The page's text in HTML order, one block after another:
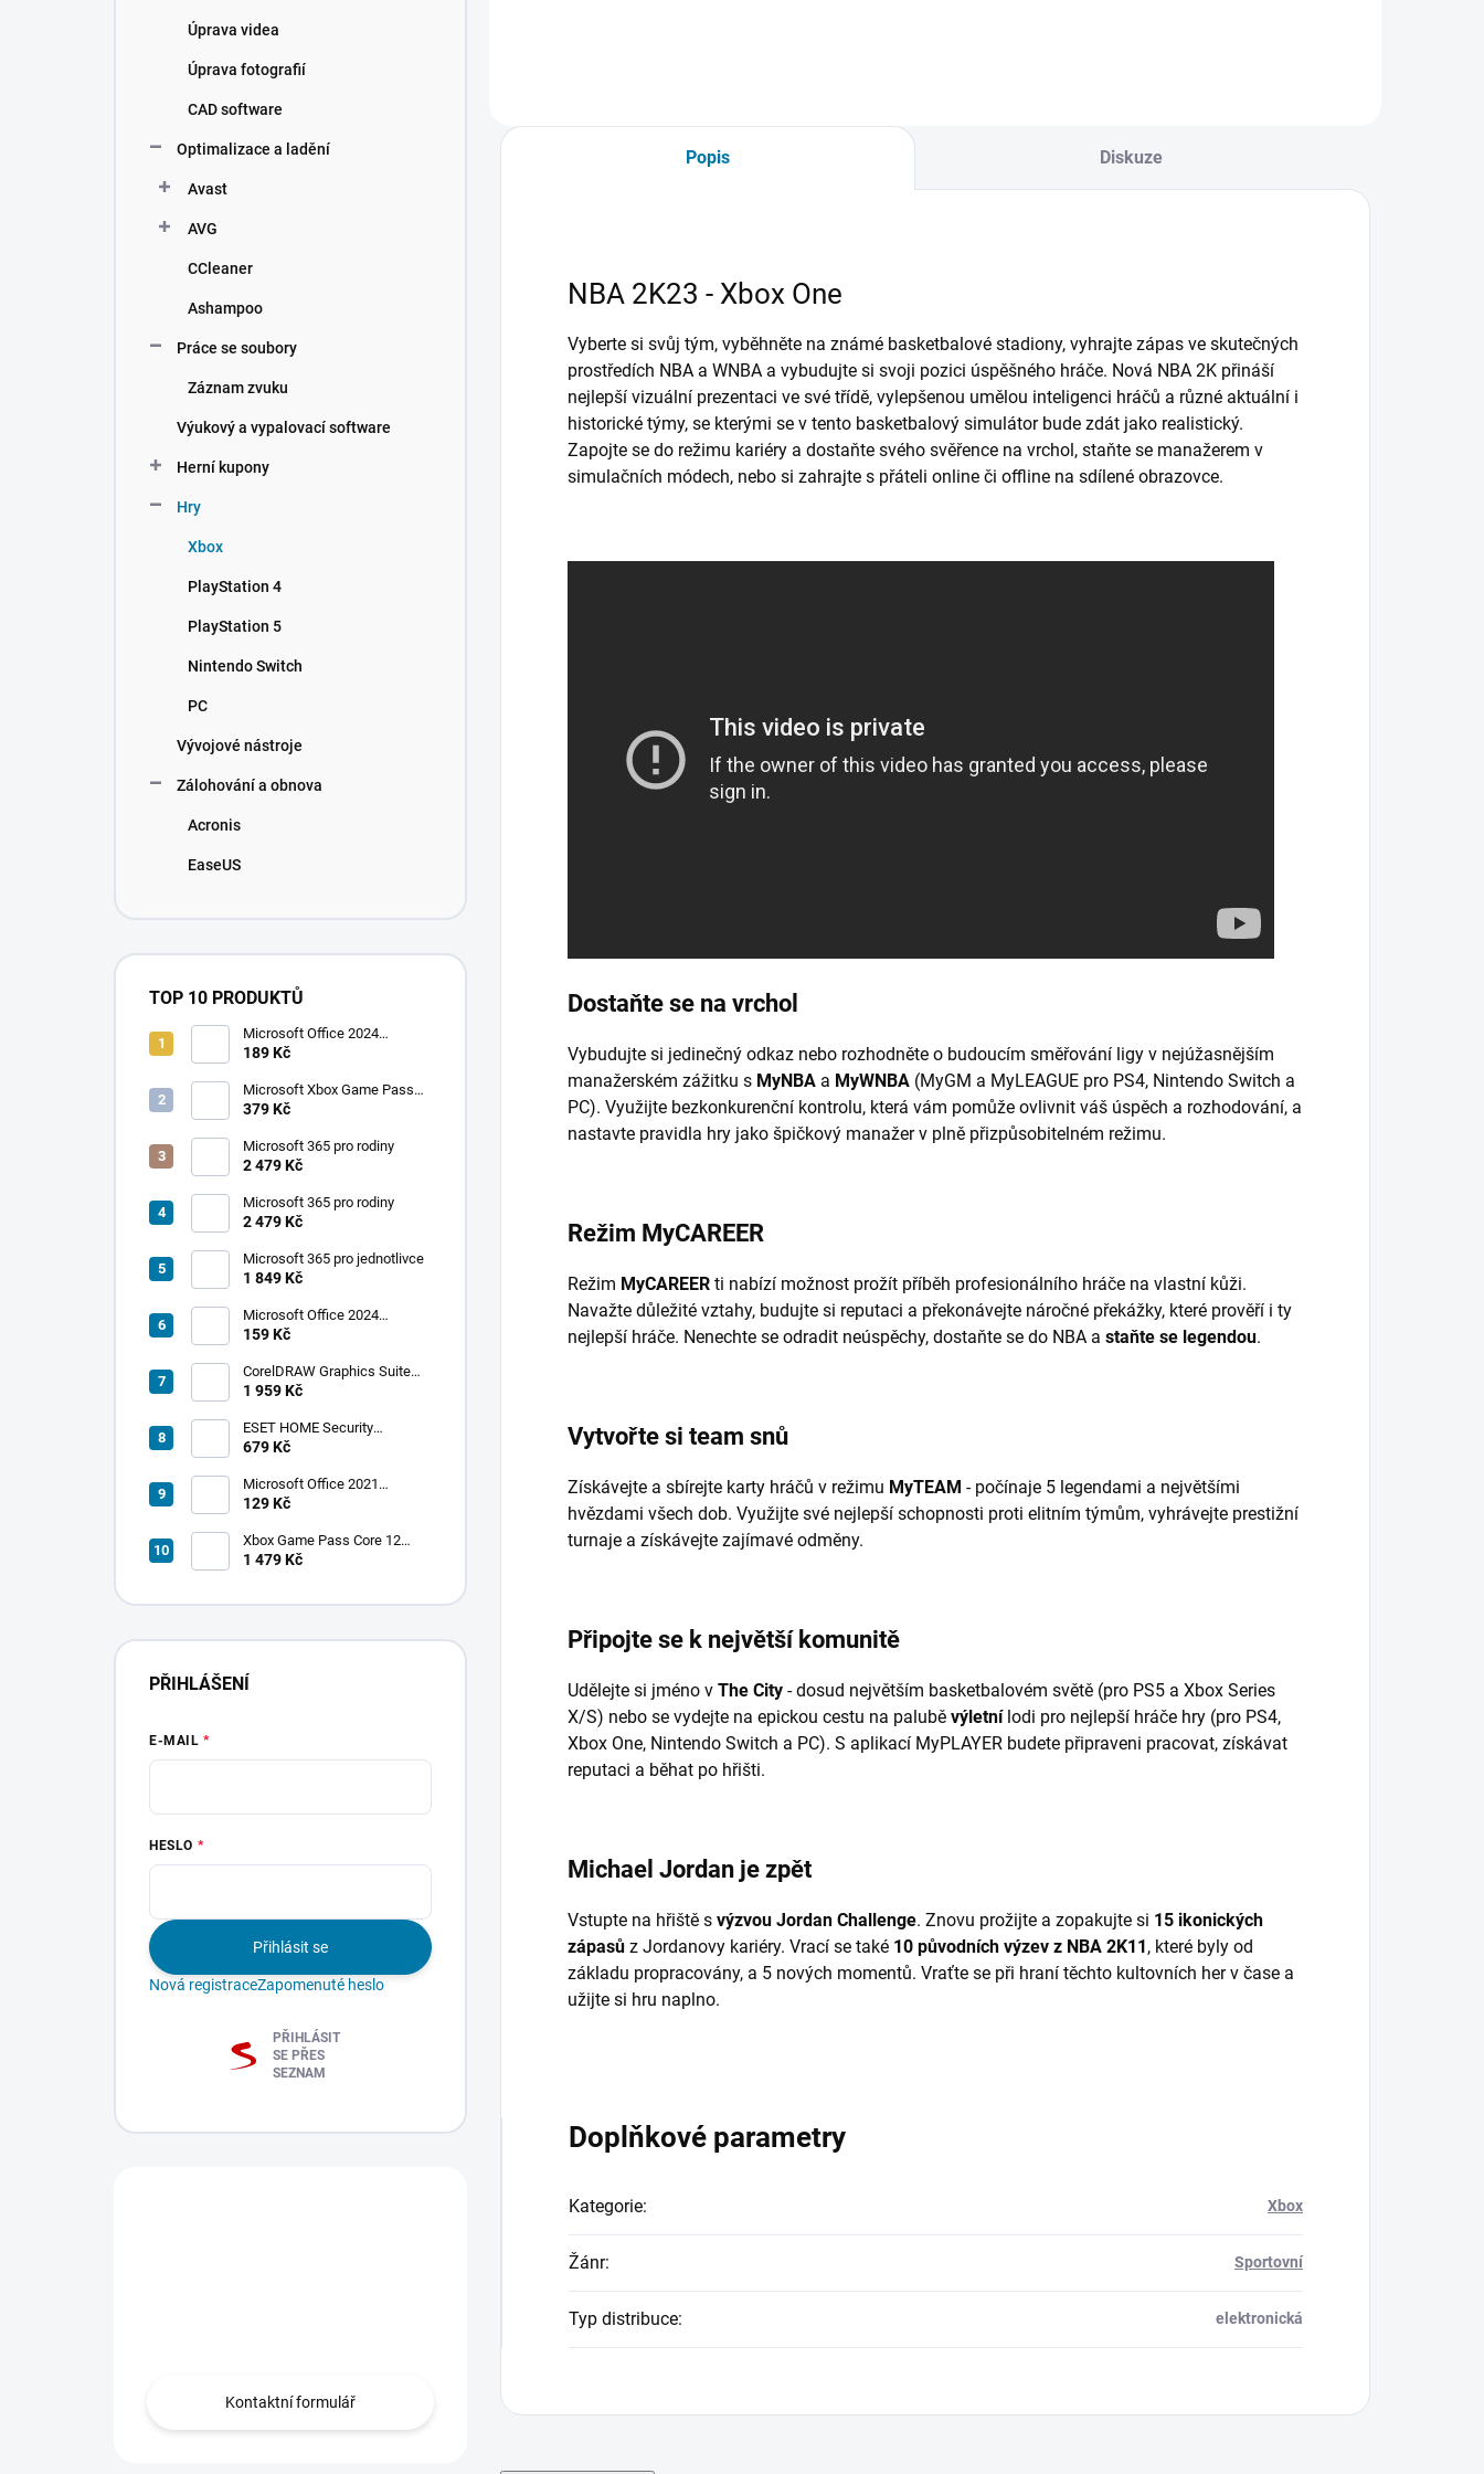
Úprava videa
Úprava fotografií
CAD software
Optimalizace a ladění
Avast
AVG
CCleaner
Ashampoo
Práce se soubory
Záznam zvuku
Výukový a vypalovací software
Herní kupony
Hry
Xbox
PlayStation 4
PlayStation 5
Nintendo Switch
PC
Vývojové nástroje
Zálohování a obnova
Acronis
EaseUS
TOP 10 PRODUKTŮ
Microsoft Office 2024
Professional Plus
189 Kč
Microsoft Xbox Game Pass
Ultimate 1 měsíc
379 Kč
Microsoft 365 pro rodiny
2 479 Kč
Microsoft 365 pro rodiny
2 479 Kč
Microsoft 365 pro jednotlivce
1 849 Kč
Microsoft Office 2024
Standard
159 Kč
CorelDRAW Graphics Suite
2019
1 959 Kč
ESET HOME Security
Premium - 1 zařízení, 1 rok
679 Kč
Microsoft Office 2021
Professional Plus
129 Kč
Xbox Game Pass Core 12
měsíců
1 479 Kč
PŘIHLÁŠENÍ
E-MAIL
HESLO
Přihlásit se
Nová registraceZapomenuté heslo
PŘIHLÁSIT
SE PŘES
SEZNAM
Kontaktní formulář
Popis Diskuze
NBA 2K23 - Xbox One
Vyberte si svůj tým, vyběhněte na známé basketbalové stadiony, vyhrajte zápas ve skutečných
prostředích NBA a WNBA a vybudujte si svoji pozici úspěšného hráče. Nová NBA 2K přináší
nejlepší vizuální prezentaci ve své třídě, vylepšenou umělou inteligenci hráčů a různé aktuální i
historické týmy, se kterými se v tento basketbalový simulátor bude zdát jako realistický.
Zapojte se do režimu kariéry a dostaňte svého svěřence na vrchol, staňte se manažerem v
simulačních módech, nebo si zahrajte s přáteli online či offline na sdílené obrazovce.
Dostaňte se na vrchol
Vybudujte si jedinečný odkaz nebo rozhodněte o budoucím směřování ligy v nejúžasnějším
manažerském zážitku s MyNBA a MyWNBA (MyGM a MyLEAGUE pro PS4, Nintendo Switch a
PC). Využijte bezkonkurenční kontrolu, která vám pomůže ovlivnit váš úspěch a rozhodování, a
nastavte pravidla hry jako špičkový manažer v plně přizpůsobitelném režimu.
Režim MyCAREER
Režim MyCAREER ti nabízí možnost prožít příběh profesionálního hráče na vlastní kůži.
Navažte důležité vztahy, budujte si reputaci a překonávejte náročné překážky, které prověří i ty
nejlepší hráče. Nenechte se odradit neúspěchy, dostaňte se do NBA a staňte se legendou.
Vytvořte si team snů
Získávejte a sbírejte karty hráčů v režimu MyTEAM - počínaje 5 legendami a největšími
hvězdami všech dob. Využijte své nejlepší schopnosti proti elitním týmům, vyhrávejte prestižní
turnaje a získávejte zajímavé odměny.
Připojte se k největší komunitě
Udělejte si jméno v The City - dosud největším basketbalovém světě (pro PS5 a Xbox Series
X/S) nebo se vydejte na epickou cestu na palubě výletní lodi pro nejlepší hráče hry (pro PS4,
Xbox One, Nintendo Switch a PC). S aplikací MyPLAYER budete připraveni pracovat, získávat
reputaci a běhat po hřišti.
Michael Jordan je zpět
Vstupte na hřiště s výzvou Jordan Challenge. Znovu prožijte a zopakujte si 15 ikonických
zápasů z Jordanovy kariéry. Vrací se také 10 původních výzev z NBA 2K11, které byly od
základu propracovány, a 5 nových momentů. Vraťte se při hraní těchto kultovních her v čase a
užijte si hru naplno.
Doplňkové parametry
Kategorie: Xbox
Žánr: Sportovní
Typ distribuce: elektronická